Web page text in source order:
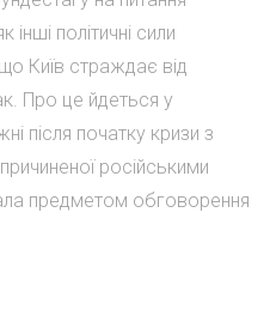
інші політичні сили
Київ страждає від
Про це йдеться у
після початку кризи з
російськими
предметом обговорення